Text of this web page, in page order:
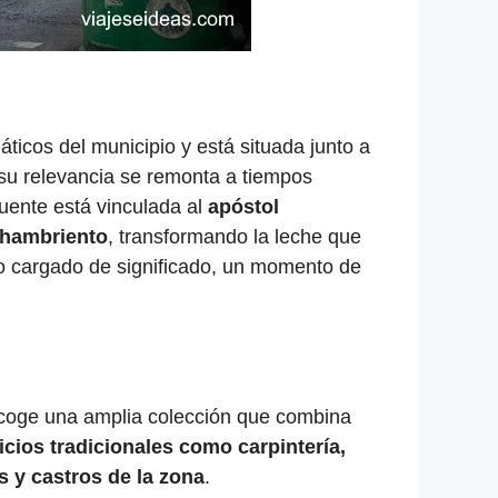
del municipio y está situada junto a
relevancia se remonta a tiempos
está vinculada al apóstol
, transformando la leche que
de significado, un momento de
una amplia colección que combina
tradicionales como carpintería,
y castros de la zona.